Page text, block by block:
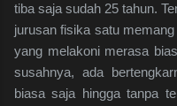
tiba saja sudah 25 tahun.
jurusan fisika satu
yang melakoni merasa
susahnya, ada
biasa saja hingga tanpa